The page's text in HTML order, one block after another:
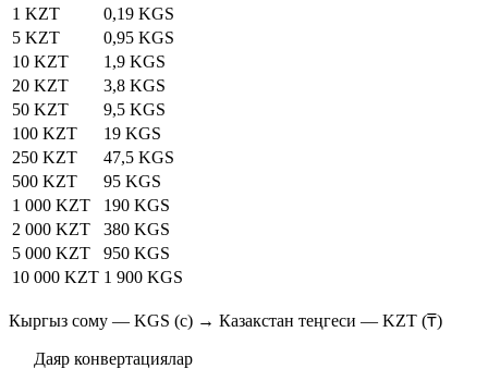
1 KZT
0,19 KGS
5 KZT
0,95 KGS
10 KZT
1,9 KGS
20 KZT
3,8 KGS
50 KZT
9,5 KGS
100 KZT
19 KGS
250 KZT
47,5 KGS
500 KZT
95 KGS
1 000 KZT
190 KGS
2 000 KZT
380 KGS
5 000 KZT
950 KGS
10 000 KZT 1 900 KGS
Кыргыз сому — KGS (с) → Казакстан теңгеси — KZT (₸)
Даяр конвертациялар